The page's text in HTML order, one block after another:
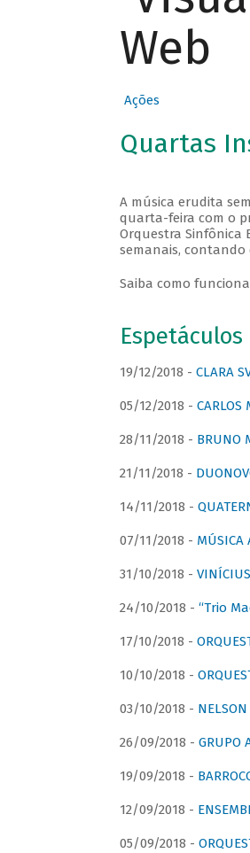
Web
Ações
Quartas
A música erudita
quarta-feira com o
Orquestra Sinfônica
semanais, contando
Saiba como
19/12/2018 - CLARA
05/12/2018 -
28/11/2018 - BRUNO
21/11/2018 -
14/11/2018 -
07/11/2018 -
31/10/2018 -
24/10/2018 - “Trio
17/10/2018 -
10/10/2018 -
03/10/2018 -
26/09/2018 - GRUPO
19/09/2018 -
12/09/2018 -
05/09/2018 -